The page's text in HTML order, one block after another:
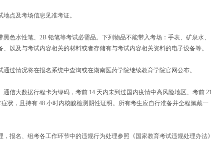
点及考场信息见准考证。
色水性笔、2B 铅笔等考试必需品。下列物品不能带入考场：手表、矿泉水、
以及与考试内容相关的材料或者存储有与考试内容相关资料的电子设备等。
过情况将在报名系统中查询或在湖南医药学院继续教育学院官网公布。
信大数据行程卡为绿码，考前 14 天内未到过国内疫情中高风险地区、考前 21
状，且持有 48 小时内核酸检测阴性证明。所有考生应自行准备并全程佩戴一
报名、组考各工作环节中的违规行为处理参照《国家教育考试违规处理办法》